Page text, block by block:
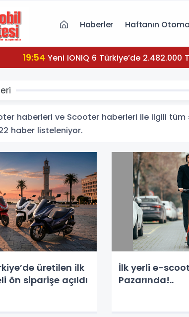
Haberler Haftanın
19:54 Yeni IONIQ 6 Türkiye’de
haberleri ve Scooter haberleri ile ilgili
haber listeleniyor.
üretilen ilk
scooter modeli ön siparişe açıldı
İlk yerli e-
Pazarında!..